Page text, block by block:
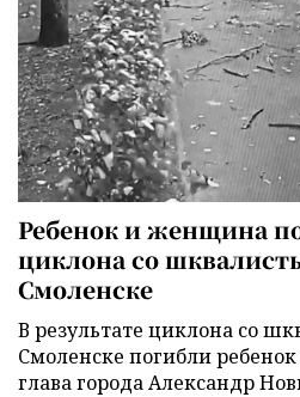
Ребенок и женщина
циклона со
Смоленске
В результате циклона со
Смоленске погибли
глава города Александр